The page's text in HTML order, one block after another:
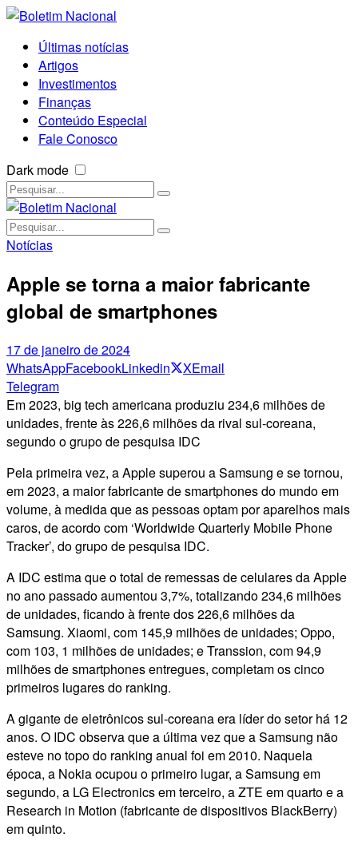
Últimas notícias
Artigos
Investimentos
Finanças
Conteúdo Especial
Fale Conosco
Dark mode
Notícias
Apple se torna a maior fabricante
global de smartphones
17 de janeiro de 2024
WhatsAppFacebookLinkedin XEmail
Telegram
Em 2023, big tech americana produziu 234,6 milhões de
unidades, frente às 226,6 milhões da rival sul-coreana,
segundo o grupo de pesquisa IDC
Pela primeira vez, a Apple superou a Samsung e se tornou,
em 2023, a maior fabricante de smartphones do mundo em
volume, à medida que as pessoas optam por aparelhos mais
caros, de acordo com ‘Worldwide Quarterly Mobile Phone
Tracker’, do grupo de pesquisa IDC.
A IDC estima que o total de remessas de celulares da Apple
no ano passado aumentou 3,7%, totalizando 234,6 milhões
de unidades, ficando à frente dos 226,6 milhões da
Samsung. Xiaomi, com 145,9 milhões de unidades; Oppo,
com 103, 1 milhões de unidades; e Transsion, com 94,9
milhões de smartphones entregues, completam os cinco
primeiros lugares do ranking.
A gigante de eletrônicos sul-coreana era líder do setor há 12
anos. O IDC observa que a última vez que a Samsung não
esteve no topo do ranking anual foi em 2010. Naquela
época, a Nokia ocupou o primeiro lugar, a Samsung em
segundo, a LG Electronics em terceiro, a ZTE em quarto e a
Research in Motion (fabricante de dispositivos BlackBerry)
em quinto.